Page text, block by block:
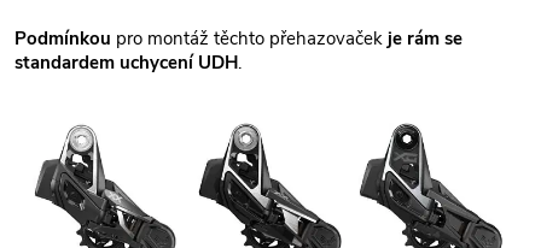
Podmínkou pro montáž těchto přehazovaček je rám se
standardem uchycení UDH.